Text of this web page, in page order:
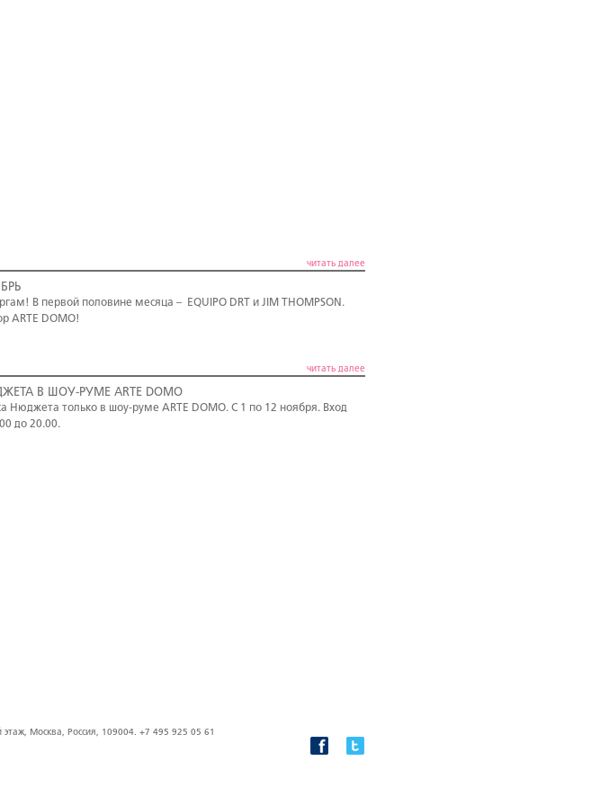
читать далее
В первой половине месяца – EQUIPO DRT и JIM THOMPSON.
ARTE DOMO!
читать далее
В ШОУ-РУМЕ ARTE DOMO
Нюджета только в шоу-руме ARTE DOMO. С 1 по 12 ноября. Вход
до 20.00.
Москва, Россия, 109004. +7 495 925 05 61